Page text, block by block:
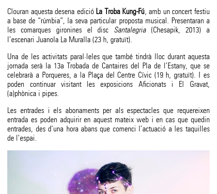
Clouran aquesta desena edició La Troba Kung-Fú, amb un concert festiu
a base de “rúmbia”, la seva particular proposta musical. Presentaran a
les comarques gironines el disc Santalegria(Chesapik, 2013) a
l’escenari Juanola La Muralla (23 h, gratuït).
Una de les activitats paral·leles que també tindrà lloc durant aquesta
jornada serà la 13a Trobada de Cantaires del Pla de l’Estany, que se
celebrarà a Porqueres, a la Plaça del Centre Cívic (19 h, gratuït). I es
poden continuar visitant les exposicions Aficionats i El Gravat,
(a)phònica i pipes.
Les entrades i els abonaments per als espectacles que requereixen
entrada es poden adquirir en aquest mateix web i en cas que quedin
entrades, des d’una hora abans que comenci l’actuació a les taquilles
de l’espai.